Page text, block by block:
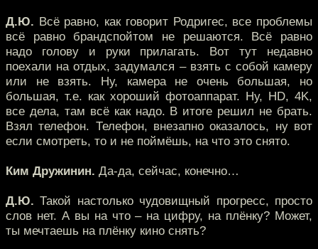
Д.Ю. Всё равно, как говорит Родригес, все проблемы
всё равно брандспойтом не решаются. Всё равно
надо голову и руки прилагать. Вот тут недавно
поехали на отдых, задумался – взять с собой камеру
или не взять. Ну, камера не очень большая, но
большая, т.е. как хороший фотоаппарат. Ну, HD, 4K,
все дела, там всё как надо. В итоге решил не брать.
Взял телефон. Телефон, внезапно оказалось, ну вот
если смотреть, то и не поймёшь, на что это снято.
Ким Дружинин. Да-да, сейчас, конечно…
Д.Ю. Такой настолько чудовищный прогресс, просто
слов нет. А вы на что – на цифру, на плёнку? Может,
ты мечтаешь на плёнку кино снять?